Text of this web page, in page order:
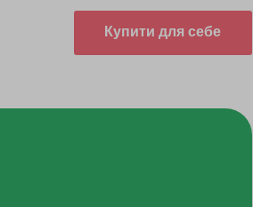
Купити для себе